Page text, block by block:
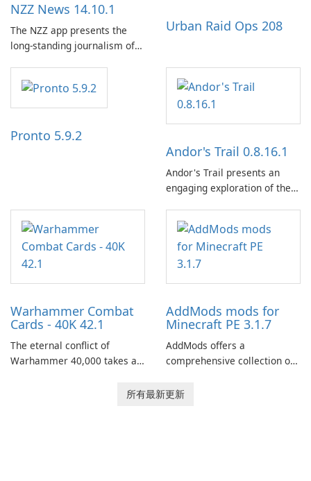
NZZ News 14.10.1
The NZZ app presents the
long-standing journalism of
and a liberal outlook that
embraces diverse opinion.
Urban Raid Ops 208
Pronto 5.9.2
Andor's Trail 0.8.16.1
Andor's Trail presents an
engaging exploration of the
centered around the pursuit
of your brother, Andor,
through a quest-driven
narrative inspired by classic
Warhammer Combat
Cards - 40K 42.1
The eternal conflict of
Warhammer 40,000 takes a
Combat Cards - 40K, a card
AddMods mods for
Minecraft PE 3.1.7
AddMods offers a
comprehensive collection of
allowing you to enhance your
所有最新更新